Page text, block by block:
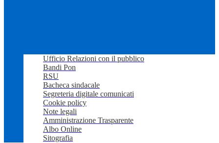
Ufficio Relazioni con il pubblico
Bandi Pon
RSU
Bacheca sindacale
Segreteria digitale comunicati
Cookie policy
Note legali
Amministrazione Trasparente
Albo Online
Sitografia